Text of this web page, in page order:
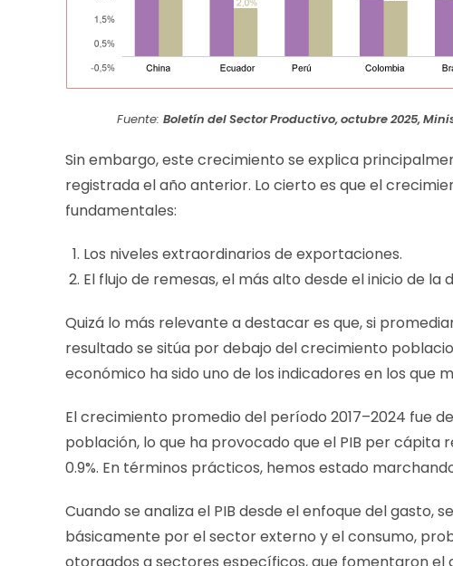
Fuente: Boletín del Sector Productivo, octubre 2025,
Sin embargo, este crecimiento se explica
registrada el año anterior. Lo cierto es que el
fundamentales:
Los niveles extraordinarios de exportaciones.
El flujo de remesas, el más alto desde el inicio de la
Quizá lo más relevante a destacar es que, si
resultado se sitúa por debajo del crecimiento
económico ha sido uno de los indicadores en los que
El crecimiento promedio del período 2017–2024 fue
población, lo que ha provocado que el PIB per
0.9%. En términos prácticos, hemos estado
Cuando se analiza el PIB desde el enfoque del gasto,
básicamente por el sector externo y el consumo,